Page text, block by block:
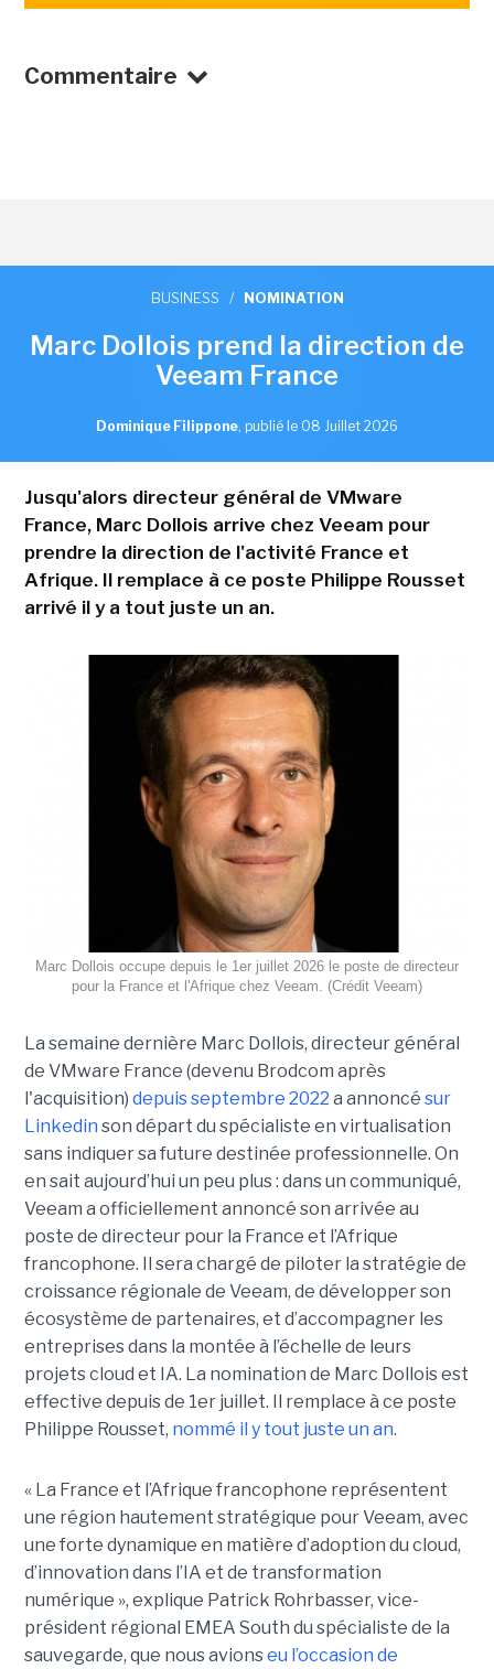
Commentaire
BUSINESS / NOMINATION
Marc Dollois prend la direction de
Veeam France
Dominique Filippone, publié le 08 Juillet 2026
Jusqu'alors directeur général de VMware
France, Marc Dollois arrive chez Veeam pour
prendre la direction de l'activité France et
Afrique. Il remplace à ce poste Philippe Rousset
arrivé il y a tout juste un an.
Marc Dollois occupe depuis le 1er juillet 2026 le poste de directeur
pour la France et l'Afrique chez Veeam. (Crédit Veeam)
La semaine dernière Marc Dollois, directeur général
de VMware France (devenu Brodcom après
l'acquisition) depuis septembre 2022 a annoncé sur
Linkedin son départ du spécialiste en virtualisation
sans indiquer sa future destinée professionnelle. On
en sait aujourd’hui un peu plus : dans un communiqué,
Veeam a officiellement annoncé son arrivée au
poste de directeur pour la France et l’Afrique
francophone. Il sera chargé de piloter la stratégie de
croissance régionale de Veeam, de développer son
écosystème de partenaires, et d’accompagner les
entreprises dans la montée à l’échelle de leurs
projets cloud et IA. La nomination de Marc Dollois est
effective depuis de 1er juillet. Il remplace à ce poste
Philippe Rousset, nommé il y tout juste un an.
« La France et l’Afrique francophone représentent
une région hautement stratégique pour Veeam, avec
une forte dynamique en matière d’adoption du cloud,
d’innovation dans l’IA et de transformation
numérique », explique Patrick Rohrbasser, vice-
président régional EMEA South du spécialiste de la
sauvegarde, que nous avionseu l’occasion de